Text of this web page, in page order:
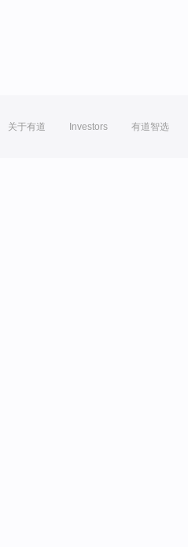
关于有道 Investors 有道智选